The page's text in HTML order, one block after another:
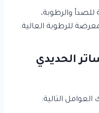
والرطوبة،
للرطوبة العالية.
الحديدي
العوامل التالية: